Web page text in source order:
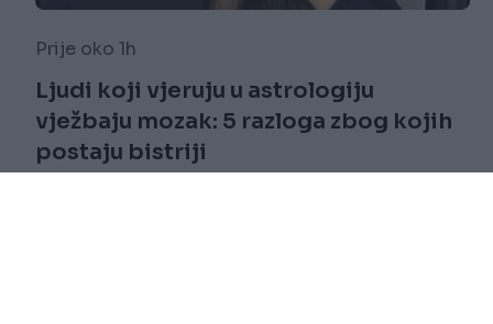
Prije oko 1h
Ljudi koji vjeruju u astrologiju
vježbaju mozak: 5 razloga zbog kojih
postaju bistriji